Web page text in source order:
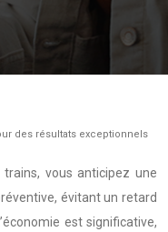
des résultats exceptionnels
vous anticipez une
évitant un retard
est significative,